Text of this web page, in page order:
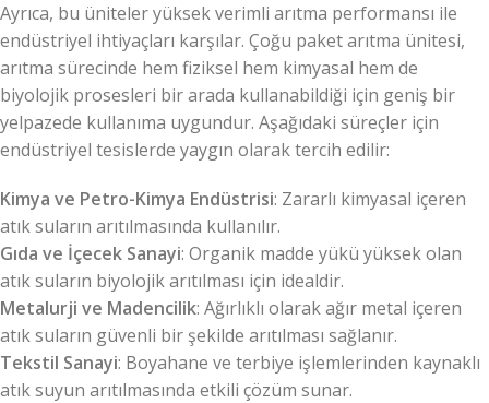
Ayrıca, bu üniteler yüksek verimli arıtma performansı ile
endüstriyel ihtiyaçları karşılar. Çoğu paket arıtma ünitesi,
arıtma sürecinde hem fiziksel hem kimyasal hem de
biyolojik prosesleri bir arada kullanabildiği için geniş bir
yelpazede kullanıma uygundur. Aşağıdaki süreçler için
endüstriyel tesislerde yaygın olarak tercih edilir:
Kimya ve Petro-Kimya Endüstrisi: Zararlı kimyasal içeren
atık suların arıtılmasında kullanılır.
Gıda ve İçecek Sanayi: Organik madde yükü yüksek olan
atık suların biyolojik arıtılması için idealdir.
Metalurji ve Madencilik: Ağırlıklı olarak ağır metal içeren
atık suların güvenli bir şekilde arıtılması sağlanır.
Tekstil Sanayi: Boyahane ve terbiye işlemlerinden kaynaklı
atık suyun arıtılmasında etkili çözüm sunar.